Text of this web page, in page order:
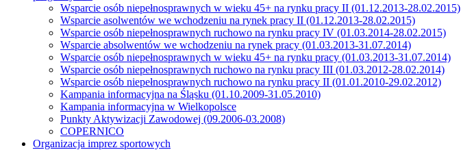
Wsparcie osób niepełnosprawnych w wieku 45+ na rynku pracy II (01.12.2013-28.02.2015)
Wsparcie asolwentów we wchodzeniu na rynek pracy II (01.12.2013-28.02.2015)
Wsparcie osób niepełnosprawnych ruchowo na rynku pracy IV (01.03.2014-28.02.2015)
Wsparcie absolwentów we wchodzeniu na rynek pracy (01.03.2013-31.07.2014)
Wsparcie osób niepełnosprawnych w wieku 45+ na rynku pracy (01.03.2013-31.07.2014)
Wsparcie osób niepełnosprawnych ruchowo na rynku pracy III (01.03.2012-28.02.2014)
Wsparcie osób niepełnosprawnych ruchowo na rynku pracy II (01.01.2010-29.02.2012)
Kampania informacyjna na Śląsku (01.10.2009-31.05.2010)
Kampania informacyjna w Wielkopolsce
Punkty Aktywizacji Zawodowej (09.2006-03.2008)
COPERNICO
Organizacja imprez sportowych